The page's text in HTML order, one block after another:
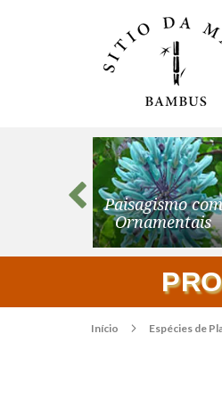
Paisagismo com
Ornamentais
Início Espécies de